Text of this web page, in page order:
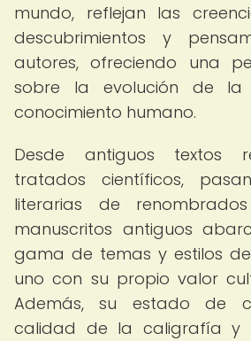
mundo, reflejan las
descubrimientos y
autores, ofreciendo una
sobre la evolución de
conocimiento humano.
Desde antiguos textos
tratados científicos,
literarias de
manuscritos antiguos
gama de temas y estilos
uno con su propio valor
Además, su estado de
calidad de la caligrafía y